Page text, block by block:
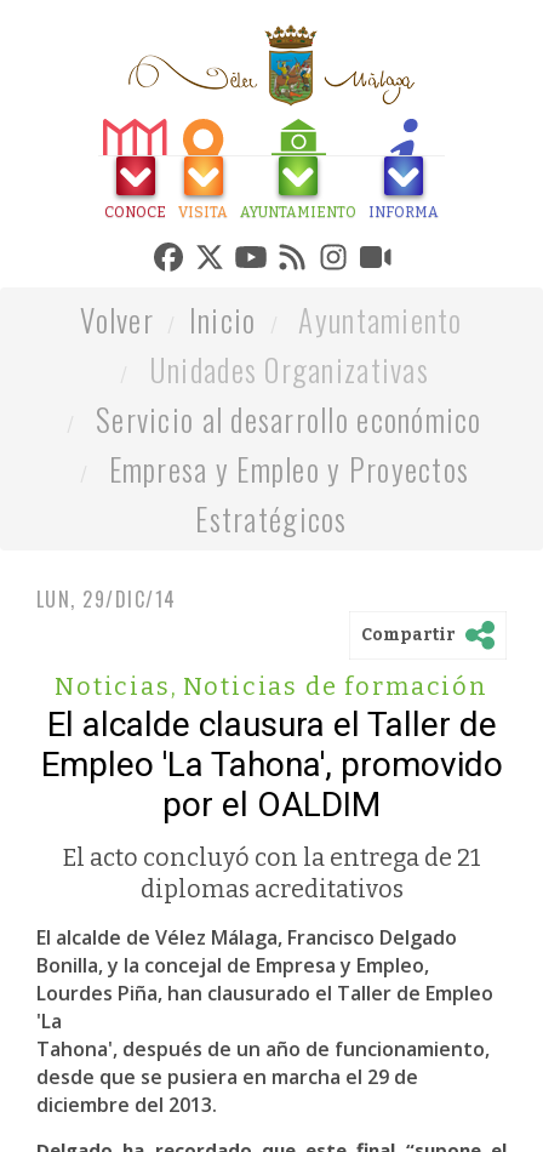
CONOCE VISITA AYUNTAMIENTO INFORMA
Volver Inicio
Ayuntamiento
Unidades Organizativas
Servicio al desarrollo económico
Empresa y Empleo y Proyectos
Estratégicos
LUN, 29/DIC/14
Compartir
Noticias, Noticias de formación
El alcalde clausura el Taller de
Empleo 'La Tahona', promovido
por el OALDIM
El acto concluyó con la entrega de 21
diplomas acreditativos
El alcalde de Vélez Málaga, Francisco Delgado
Bonilla, y la concejal de Empresa y Empleo,
Lourdes Piña, han clausurado el Taller de Empleo
'La
Tahona', después de un año de funcionamiento,
desde que se pusiera en marcha el 29 de
diciembre del 2013.